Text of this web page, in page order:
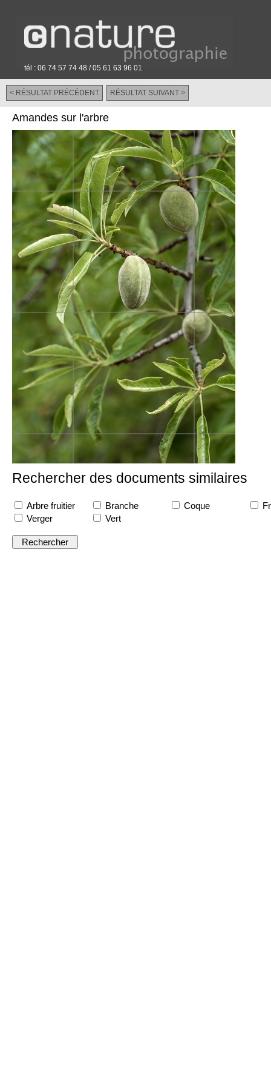
tél : 06 74 57 74 48 / 05 61 63 96 01
< RÉSULTAT PRÉCÉDENT RÉSULTAT SUIVANT >
-
Amandes sur l'arbre
Rechercher des documents similaires
Arbre fruitier Branche Coque
Verger
Vert